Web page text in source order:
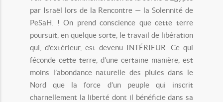
par Israël lors de la Rencontre — la Solennité de
PeSaH. ! On prend conscience que cette terre
poursuit, en quelque sorte, le travail de libération
qui, d’extérieur, est devenu INTÉRIEUR. Ce qui
féconde cette terre, d’une certaine manière, est
moins l’abondance naturelle des pluies dans le
Nord que la force d’un peuple qui inscrit
charnellement la liberté dont il bénéficie dans sa